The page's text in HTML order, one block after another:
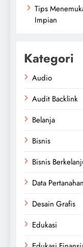
Tips
Impian
Kategori
Audio
Audit Backlink
Belanja
Bisnis
Bisnis
Data Pertanahan
Desain Grafis
Edukasi